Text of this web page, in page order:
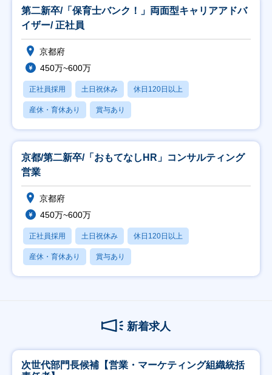
第二新卒/「保育士バンク！」両面型キャリアアドバ
イザー/ 正社員
京都府
450万~600万
正社員採用 土日祝休み 休日120日以上
産休・育休あり 賞与あり
京都/第二新卒/「おもてなしHR」コンサルティング
営業
京都府
450万~600万
正社員採用 土日祝休み 休日120日以上
産休・育休あり 賞与あり
新着求人
次世代部門長候補【営業・マーケティング組織統括